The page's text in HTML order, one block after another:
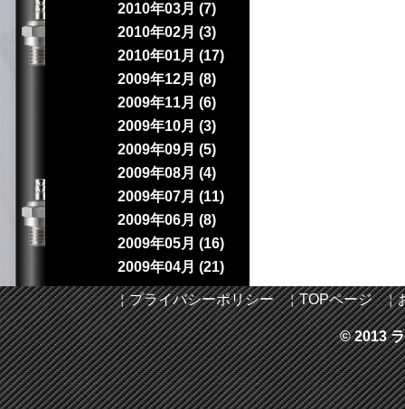
2010年03月 (7)
2010年02月 (3)
2010年01月 (17)
2009年12月 (8)
2009年11月 (6)
2009年10月 (3)
2009年09月 (5)
2009年08月 (4)
2009年07月 (11)
2009年06月 (8)
2009年05月 (16)
2009年04月 (21)
￤プライバシーポリシー￤TOPページ￤
© 2013